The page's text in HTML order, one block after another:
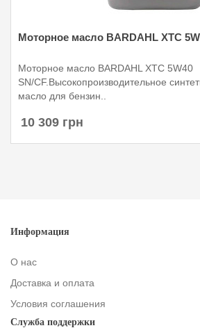
Моторное масло BARDAHL XTC
Моторное масло BARDAHL XTC 5W40
SN/CF.Высокопроизводительное
масло для бензин..
10 309 грн
Информация
О нас
Доставка и оплата
Условия соглашения
Служба поддержки